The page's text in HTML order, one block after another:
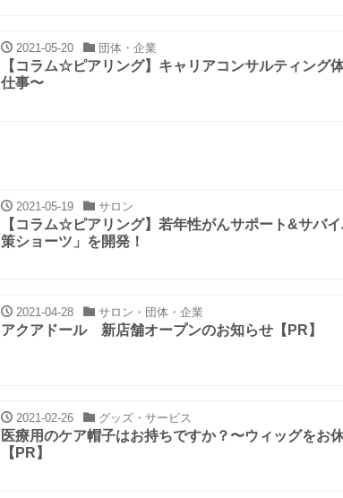
2021-05-20 団体・企業
【コラム☆ピアリング】キャリアコンサルティング
仕事〜
2021-05-19 サロン
【コラム☆ピアリング】若年性がんサポート&サバ
策ショーツ」を開発！
2021-04-28 サロン・団体・企業
アクアドール 新店舗オープンのお知らせ【PR】
2021-02-26 グッズ・サービス
医療用のケア帽子はお持ちですか？〜ウィッグをお
【PR】